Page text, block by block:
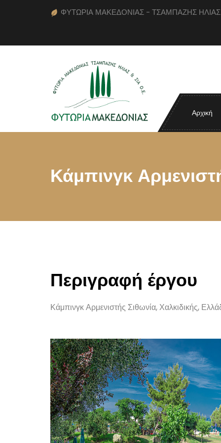
ΦΥΤΩΡΙΑ ΜΑΚΕΔΟΝΙΑΣ - ΤΣΑΜΠΑΖΗΣ ΗΛΙΑΣ
Αρχική
Κάμπινγκ
Περιγραφή έργου
Κάμπινγκ Αρμενιστής Σιθωνία, Χαλκιδικής,